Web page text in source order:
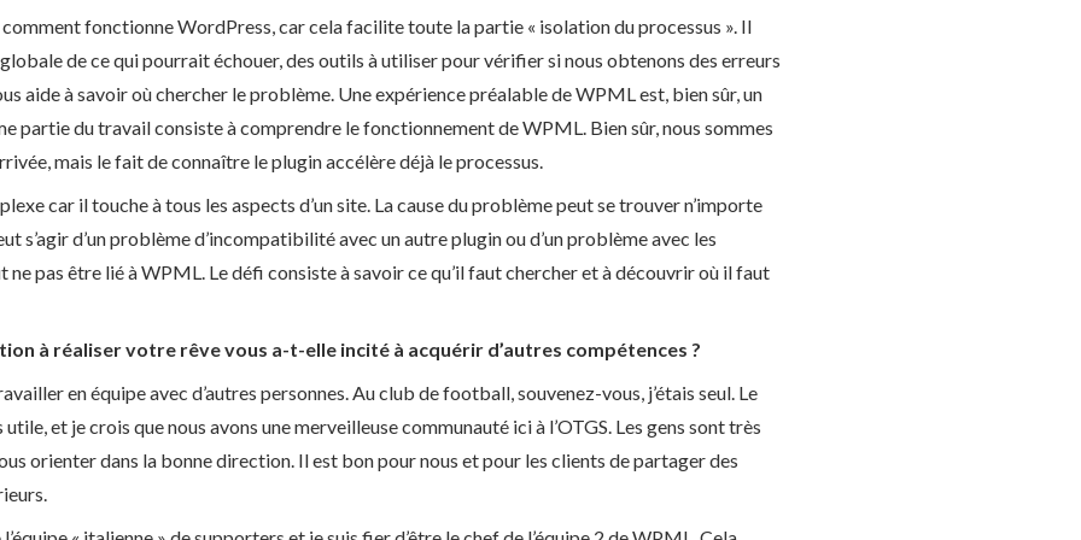
fonctionne WordPress, car cela facilite toute la partie « isolation du processus ». Il
de ce qui pourrait échouer, des outils à utiliser pour vérifier si nous obtenons des erreurs
aide à savoir où chercher le problème. Une expérience préalable de WPML est, bien sûr, un
partie du travail consiste à comprendre le fonctionnement de WPML. Bien sûr, nous sommes
mais le fait de connaître le plugin accélère déjà le processus.
car il touche à tous les aspects d’un site. La cause du problème peut se trouver n’importe
s’agir d’un problème d’incompatibilité avec un autre plugin ou d’un problème avec les
ne pas être lié à WPML. Le défi consiste à savoir ce qu’il faut chercher et à découvrir où il faut
à réaliser votre rêve vous a-t-elle incité à acquérir d’autres compétences ?
en équipe avec d’autres personnes. Au club de football, souvenez-vous, j’étais seul. Le
et je crois que nous avons une merveilleuse communauté ici à l’OTGS. Les gens sont très
orienter dans la bonne direction. Il est bon pour nous et pour les clients de partager des